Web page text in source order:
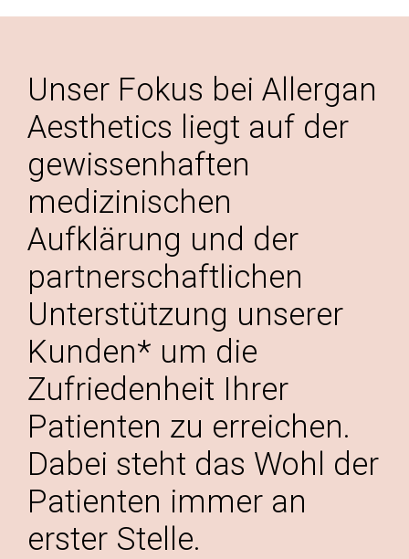
Unser Fokus bei Allergan
Aesthetics liegt auf der
gewissenhaften
medizinischen
Aufklärung und der
partnerschaftlichen
Unterstützung unserer
Kunden* um die
Zufriedenheit Ihrer
Patienten zu erreichen.
Dabei steht das Wohl der
Patienten immer an
erster Stelle.